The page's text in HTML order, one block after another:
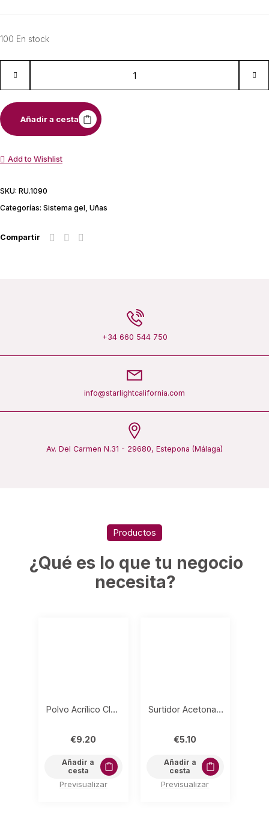
100 En stock
Añadir a cesta
Add to Wishlist
SKU: RU.1090
Categorías: Sistema gel, Uñas
Compartir
+34 660 544 750
info@starlightcalifornia.com
Av. Del Carmen N.31 - 29680, Estepona (Málaga)
Productos
¿Qué es lo que tu negocio
necesita?
Añadir a
cesta
Previsualizar
Polvo Acrílico Claro 30gr
€9.20
Añadir a
cesta
Previsualizar
Surtidor Acetona MINI
€5.10